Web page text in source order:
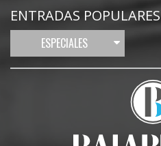
ENTRADAS POPULARES
ESPECIALES